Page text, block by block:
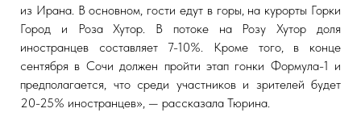
из Ирана. В основном, гости едут в горы, на курорты Горки
Город и Роза Хутор. В потоке на Розу Хутор доля
иностранцев составляет 7-10%. Кроме того, в конце
сентября в Сочи должен пройти этап гонки Формула-1 и
предполагается, что среди участников и зрителей будет
20-25% иностранцев», — рассказала Тюрина.